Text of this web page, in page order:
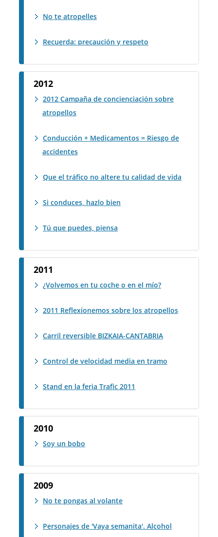
No te atropelles
Recuerda: precaución y respeto
2012
2012 Campaña de concienciación sobre
atropellos
Conducción + Medicamentos = Riesgo de
accidentes
Que el tráfico no altere tu calidad de vida
Si conduces, hazlo bien
Tú que puedes, piensa
2011
¿Volvemos en tu coche o en el mío?
2011 Reflexionemos sobre los atropellos
Carril reversible BIZKAIA-CANTABRIA
Control de velocidad media en tramo
Stand en la feria Trafic 2011
2010
Soy un bobo
2009
No te pongas al volante
Personajes de 'Vaya semanita'. Alcohol